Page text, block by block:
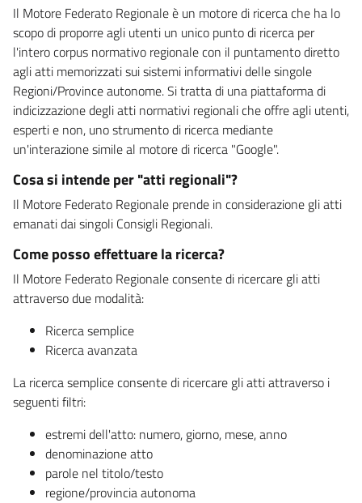
Il Motore Federato Regionale è un motore di ricerca che ha lo
scopo di proporre agli utenti un unico punto di ricerca per
l'intero corpus normativo regionale con il puntamento diretto
agli atti memorizzati sui sistemi informativi delle singole
Regioni/Province autonome. Si tratta di una piattaforma di
indicizzazione degli atti normativi regionali che offre agli utenti,
esperti e non, uno strumento di ricerca mediante
un'interazione simile al motore di ricerca "Google".
Cosa si intende per "atti regionali"?
Il Motore Federato Regionale prende in considerazione gli atti
emanati dai singoli Consigli Regionali.
Come posso effettuare la ricerca?
Il Motore Federato Regionale consente di ricercare gli atti
attraverso due modalità:
Ricerca semplice
Ricerca avanzata
La ricerca semplice consente di ricercare gli atti attraverso i
seguenti filtri:
estremi dell'atto: numero, giorno, mese, anno
denominazione atto
parole nel titolo/testo
regione/provincia autonoma